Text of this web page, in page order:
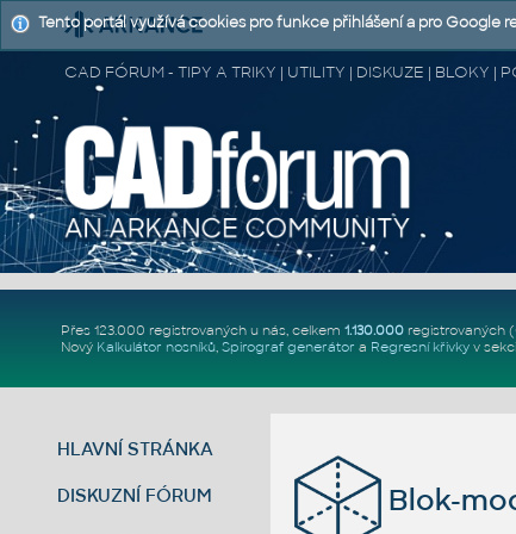
CAD FÓRUM - TIPY A TRIKY | UTILITY | DISKUZE | BLOKY |
Přes 123.000 registrovaných u nás, celkem 1.130.000registrovaných
Nový Kalkulátor nosníků, Spirograf generátor a Regresní křivkyv sekci
HLAVNÍ STRÁNKA
DISKUZNÍ FÓRUM Blok-
Tento portál využívá cookies pro funkce přihlášení a pro Google